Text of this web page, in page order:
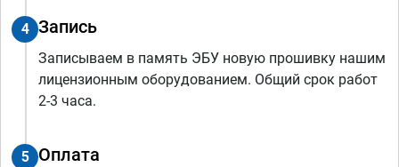
4 Запись
Записываем в память ЭБУ новую прошивку нашим
лицензионным оборудованием. Общий срок работ
2-3 часа.
5 Оплата